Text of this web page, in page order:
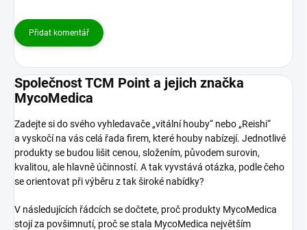
Přidat komentář
Společnost TCM Point a jejich značka
MycoMedica
Zadejte si do svého vyhledavače „vitální houby“ nebo „Reishi“
a vyskočí na vás celá řada firem, které houby nabízejí. Jednotlivé
produkty se budou lišit cenou, složením, původem surovin,
kvalitou, ale hlavně účinností. A tak vyvstává otázka, podle čeho
se orientovat při výběru z tak široké nabídky?
V následujících řádcích se dočtete, proč produkty MycoMedica
stojí za povšimnutí, proč se stala MycoMedica největším